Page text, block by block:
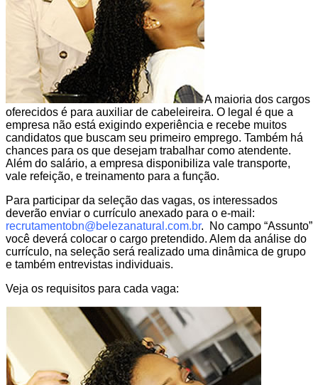
A maioria dos cargos
oferecidos é para auxiliar de cabeleireira. O legal é que a
empresa não está exigindo experiência e recebe muitos
candidatos que buscam seu primeiro emprego. Também há
chances para os que desejam trabalhar como atendente.
Além do salário, a empresa disponibiliza vale transporte,
vale refeição, e treinamento para a função.
Para participar da seleção das vagas, os interessados
deverão enviar o currículo anexado para o e-mail:
recrutamentobn@belezanatural.com.br. No campo “Assunto”
você deverá colocar o cargo pretendido. Alem da análise do
currículo, na seleção será realizado uma dinâmica de grupo
e também entrevistas individuais.
Veja os requisitos para cada vaga: